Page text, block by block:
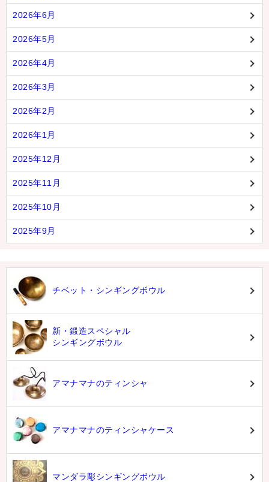
2026年6月
2026年5月
2026年4月
2026年3月
2026年2月
2026年1月
2025年12月
2025年11月
2025年10月
2025年9月
チベット・シンギングボウル
新・鍛造スペシャル
シンギングボウル
アマナマナのティンシャ
アマナマナのティンシャケース
マンダラ彫シンギングボウル